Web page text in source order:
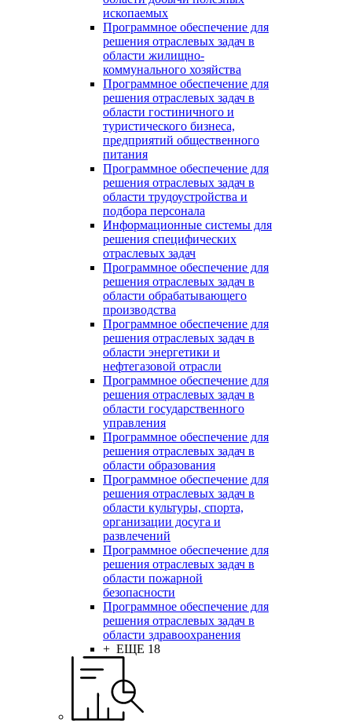
ископаемых
Программное обеспечение для
решения отраслевых задач в
области жилищно-
коммунального хозяйства
Программное обеспечение для
решения отраслевых задач в
области гостиничного и
туристического бизнеса,
предприятий общественного
питания
Программное обеспечение для
решения отраслевых задач в
области трудоустройства и
подбора персонала
Информационные системы для
решения специфических
отраслевых задач
Программное обеспечение для
решения отраслевых задач в
области обрабатывающего
производства
Программное обеспечение для
решения отраслевых задач в
области энергетики и
нефтегазовой отрасли
Программное обеспечение для
решения отраслевых задач в
области государственного
управления
Программное обеспечение для
решения отраслевых задач в
области образования
Программное обеспечение для
решения отраслевых задач в
области культуры, спорта,
организации досуга и
развлечений
Программное обеспечение для
решения отраслевых задач в
области пожарной
безопасности
Программное обеспечение для
решения отраслевых задач в
области здравоохранения
+ ЕЩЕ 18